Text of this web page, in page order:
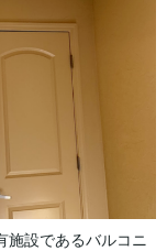
施設であるバルコニ